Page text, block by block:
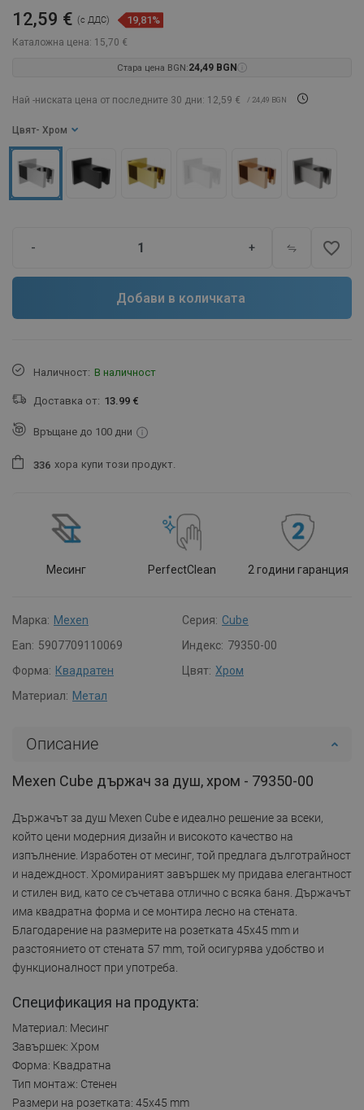
Каталожна цена: 15,70 €
12,59 € (с ДДС) 19,81%
Стара цена BGN:24,49 BGN
Най -ниската цена от последните 30 дни: 12,59 € / 24,49 BGN
Цвят - Хром
- + favorite_border
Добави в количката
Наличност: В наличност
Доставка от: 13.99 €
Връщане до 100 дни
336 хора купи този продукт.
Месинг PerfectClean 2 години гаранция
Марка: Mexen Серия: Cube
Ean: 5907709110069 Индекс: 79350-00
Форма: Квадратен Цвят: Хром
Материал: Метал
Описание
Mexen Cube държач за душ, хром - 79350-00
Държачът за душ Mexen Cube е идеално решение за всеки,
който цени модерния дизайн и високото качество на
изпълнение. Изработен от месинг, той предлага дълготрайност
и надеждност. Хромираният завършек му придава елегантност
и стилен вид, като се съчетава отлично с всяка баня. Държачът
има квадратна форма и се монтира лесно на стената.
Благодарение на размерите на розетката 45x45 mm и
разстоянието от стената 57 mm, той осигурява удобство и
функционалност при употреба.
Спецификация на продукта:
Материал: Месинг
Завършек: Хром
Форма: Квадратна
Тип монтаж: Стенен
Размери на розетката: 45x45 mm